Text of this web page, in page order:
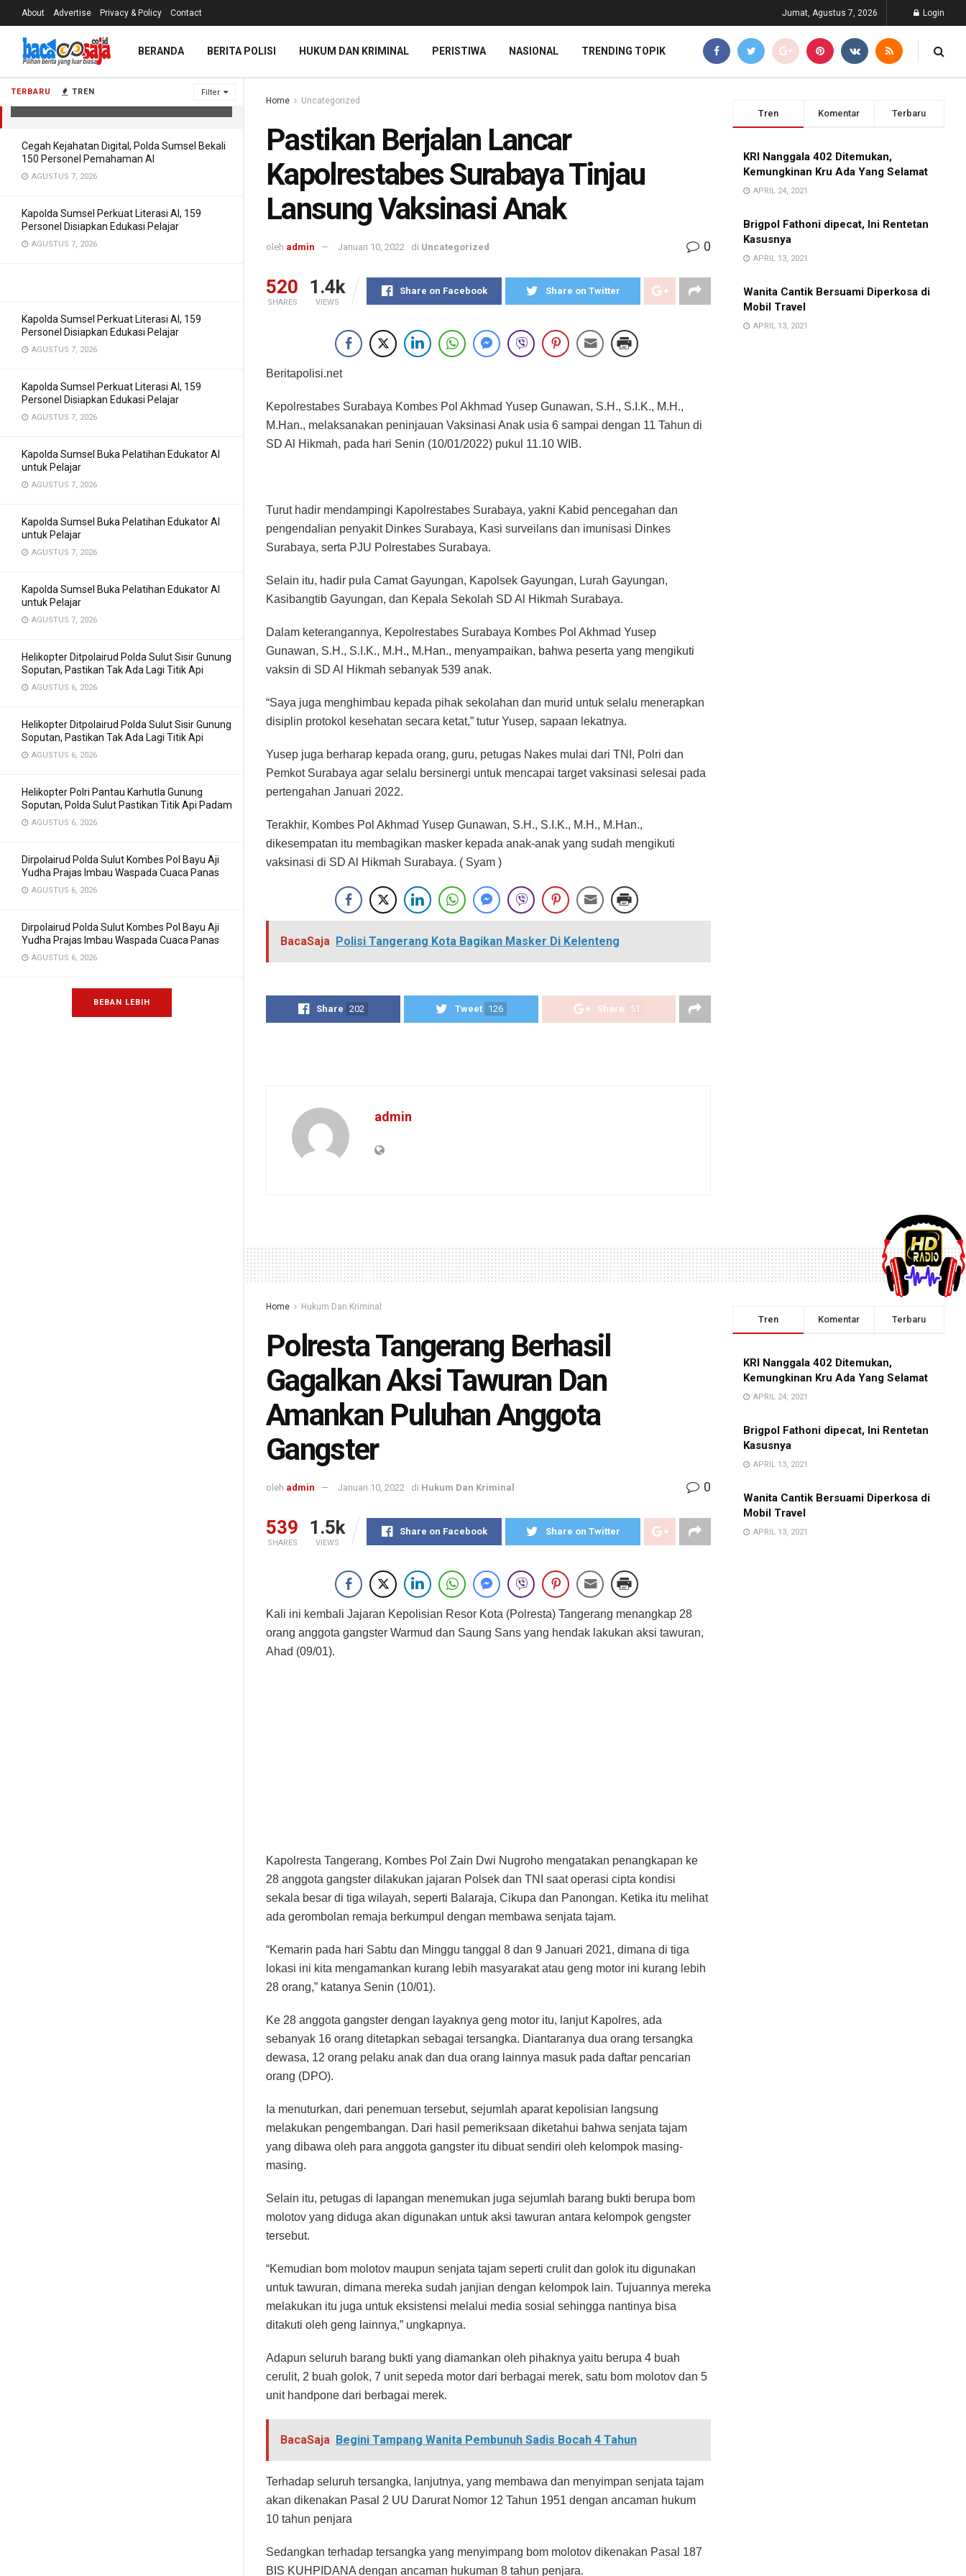
TERBARU TREN Filter
Pastikan Berjalan Lancar
Kapolrestabes Surabaya Tinjau
Cegah Kejahatan Digital, Polda Sumsel Bekali
150 Personel Pemahaman AI
AGUSTUS 7, 2026
Kapolda Sumsel Perkuat Literasi AI, 159
Personel Disiapkan Edukasi Pelajar
AGUSTUS 7, 2026
Kapolda Sumsel Perkuat Literasi AI, 159
Personel Disiapkan Edukasi Pelajar
AGUSTUS 7, 2026
Kapolda Sumsel Perkuat Literasi AI, 159
Personel Disiapkan Edukasi Pelajar
AGUSTUS 7, 2026
Kapolda Sumsel Buka Pelatihan Edukator AI
untuk Pelajar
AGUSTUS 7, 2026
Kapolda Sumsel Buka Pelatihan Edukator AI
untuk Pelajar
AGUSTUS 7, 2026
Kapolda Sumsel Buka Pelatihan Edukator AI
untuk Pelajar
AGUSTUS 7, 2026
Helikopter Ditpolairud Polda Sulut Sisir Gunung
Soputan, Pastikan Tak Ada Lagi Titik Api
AGUSTUS 6, 2026
Helikopter Ditpolairud Polda Sulut Sisir Gunung
Soputan, Pastikan Tak Ada Lagi Titik Api
AGUSTUS 6, 2026
Helikopter Polri Pantau Karhutla Gunung
Soputan, Polda Sulut Pastikan Titik Api Padam
AGUSTUS 6, 2026
Dirpolairud Polda Sulut Kombes Pol Bayu Aji
Yudha Prajas Imbau Waspada Cuaca Panas
AGUSTUS 6, 2026
Dirpolairud Polda Sulut Kombes Pol Bayu Aji
Yudha Prajas Imbau Waspada Cuaca Panas
AGUSTUS 6, 2026
BEBAN LEBIH
About Advertise Privacy & Policy Contact Jumat, Agustus 7, 2026 Login
BERANDA BERITA POLISI HUKUM DAN KRIMINAL PERISTIWA NASIONAL TRENDING TOPIK
Home Uncategorized
Pastikan Berjalan Lancar
Kapolrestabes Surabaya Tinjau
Lansung Vaksinasi Anak
oleh admin Januari 10, 2022 di Uncategorized 0
520
SHARES
1.4k
VIEWS
Share on Facebook Share on Twitter
Beritapolisi.net
Kepolrestabes Surabaya Kombes Pol Akhmad Yusep Gunawan, S.H., S.I.K., M.H.,
M.Han., melaksanakan peninjauan Vaksinasi Anak usia 6 sampai dengan 11 Tahun di
SD Al Hikmah, pada hari Senin (10/01/2022) pukul 11.10 WIB.
Turut hadir mendampingi Kapolrestabes Surabaya, yakni Kabid pencegahan dan
pengendalian penyakit Dinkes Surabaya, Kasi surveilans dan imunisasi Dinkes
Surabaya, serta PJU Polrestabes Surabaya.
Selain itu, hadir pula Camat Gayungan, Kapolsek Gayungan, Lurah Gayungan,
Kasibangtib Gayungan, dan Kepala Sekolah SD Al Hikmah Surabaya.
Dalam keterangannya, Kepolrestabes Surabaya Kombes Pol Akhmad Yusep
Gunawan, S.H., S.I.K., M.H., M.Han., menyampaikan, bahwa peserta yang mengikuti
vaksin di SD Al Hikmah sebanyak 539 anak.
“Saya juga menghimbau kepada pihak sekolahan dan murid untuk selalu menerapkan
disiplin protokol kesehatan secara ketat,” tutur Yusep, sapaan lekatnya.
Yusep juga berharap kepada orang, guru, petugas Nakes mulai dari TNI, Polri dan
Pemkot Surabaya agar selalu bersinergi untuk mencapai target vaksinasi selesai pada
pertengahan Januari 2022.
Terakhir, Kombes Pol Akhmad Yusep Gunawan, S.H., S.I.K., M.H., M.Han.,
dikesempatan itu membagikan masker kepada anak-anak yang sudah mengikuti
vaksinasi di SD Al Hikmah Surabaya. ( Syam )
BacaSaja Polisi Tangerang Kota Bagikan Masker Di Kelenteng
Share 202 Tweet 126 Share 51
admin
Tren Komentar Terbaru
KRI Nanggala 402 Ditemukan,
Kemungkinan Kru Ada Yang Selamat
APRIL 24, 2021
Brigpol Fathoni dipecat, Ini Rentetan
Kasusnya
APRIL 13, 2021
Wanita Cantik Bersuami Diperkosa di
Mobil Travel
APRIL 13, 2021
Home Hukum Dan Kriminal
Polresta Tangerang Berhasil
Gagalkan Aksi Tawuran Dan
Amankan Puluhan Anggota
Gangster
oleh admin Januari 10, 2022 di Hukum Dan Kriminal 0
539
SHARES
1.5k
VIEWS
Share on Facebook Share on Twitter
Kali ini kembali Jajaran Kepolisian Resor Kota (Polresta) Tangerang menangkap 28
orang anggota gangster Warmud dan Saung Sans yang hendak lakukan aksi tawuran,
Ahad (09/01).
Ke 28 anggota gangster dengan layaknya geng motor itu, lanjut Kapolres, ada
sebanyak 16 orang ditetapkan sebagai tersangka. Diantaranya dua orang tersangka
dewasa, 12 orang pelaku anak dan dua orang lainnya masuk pada daftar pencarian
Ia menuturkan, dari penemuan tersebut, sejumlah aparat kepolisian langsung
melakukan pengembangan. Dari hasil pemeriksaan diketahui bahwa senjata tajam
masing.
Selain itu, petugas di lapangan menemukan juga sejumlah barang bukti berupa bom
molotov yang diduga akan digunakan untuk aksi tawuran antara kelompok gengster
“Kemudian bom molotov maupun senjata tajam seperti crulit dan golok itu digunakan
untuk tawuran, dimana mereka sudah janjian dengan kelompok lain. Tujuannya mereka
melakukan itu juga untuk eksistensi melalui media sosial sehingga nantinya bisa
Adapun seluruh barang bukti yang diamankan oleh pihaknya yaitu berupa 4 buah
cerulit, 2 buah golok, 7 unit sepeda motor dari berbagai merek, satu bom molotov dan 5
Begini Tampang Wanita Pembunuh Sadis Bocah 4 Tahun
akan dikenakan Pasal 2 UU Darurat Nomor 12 Tahun 1951 dengan ancaman hukum
10 tahun penjara
Share 211
Tren Komentar Terbaru
KRI Nanggala 402 Ditemukan,
Kemungkinan Kru Ada Yang Selamat
APRIL 24, 2021
Brigpol Fathoni dipecat, Ini Rentetan
Kasusnya
APRIL 13, 2021
Wanita Cantik Bersuami Diperkosa di
Mobil Travel
APRIL 13, 2021